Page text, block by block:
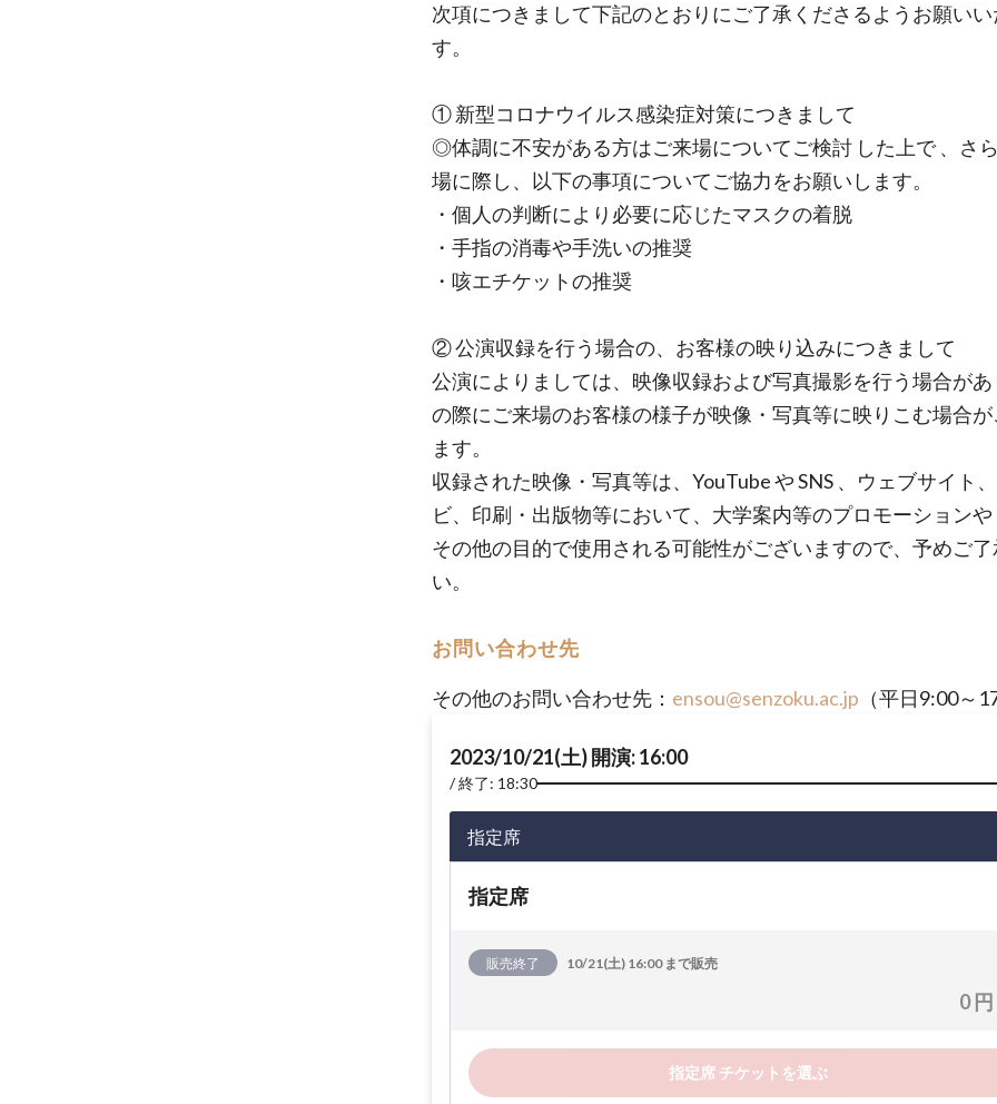
次項につきまして下記のとおりにご了承くださるようお願いい
す。
① 新型コロナウイルス感染症対策につきまして
◎体調に不安がある方はご来場についてご検討 した上で 、さ
場に際し、以下の事項についてご協力をお願いします。
・個人の判断により必要に応じたマスクの着脱
・手指の消毒や手洗いの推奨
・咳エチケットの推奨
② 公演収録を行う場合の、お客様の映り込みにつきまして
公演によりましては、映像収録および写真撮影を行う場合があ
の際にご来場のお客様の様子が映像・写真等に映りこむ場合が
ます。
収録された映像・写真等は、YouTube や SNS 、ウェブサイト
ビ、印刷・出版物等において、大学案内等のプロモーションや
その他の目的で使用される可能性がございますので、予めご了
い。
お問い合わせ先
その他のお問い合わせ先： ensou@senzoku.ac.jp （平日9:00～
2023/10/21(土) 開演: 16:00
終了: 18:30
指定席
指定席
販売終了 10/21(土) 16:00 まで販売
0 円
指定席 チケットを選ぶ